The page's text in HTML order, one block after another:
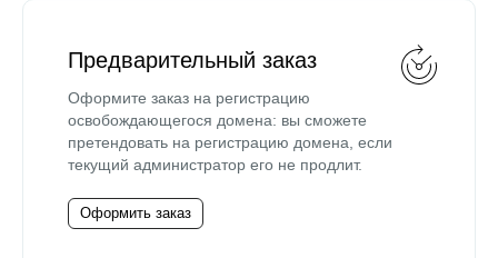
Предварительный заказ
Оформите заказ на регистрацию
освобождающегося домена: вы сможете
претендовать на регистрацию домена, если
текущий администратор его не продлит.
Оформить заказ